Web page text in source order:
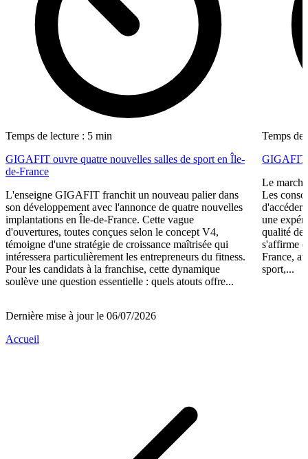
Temps de lecture : 5 min
GIGAFIT ouvre quatre nouvelles salles de sport en Île-
de-France
L'enseigne GIGAFIT franchit un nouveau palier dans
son développement avec l'annonce de quatre nouvelles
implantations en Île-de-France. Cette vague
d'ouvertures, toutes conçues selon le concept V4,
témoigne d'une stratégie de croissance maîtrisée qui
intéressera particulièrement les entrepreneurs du fitness.
Pour les candidats à la franchise, cette dynamique
soulève une question essentielle : quels atouts offre...
Temps de
GIGAFIT
Le
Les
d'accéder
une
qualité
s'affirme
France,
sport,...
Dernière mise à jour le 06/07/2026
Accueil